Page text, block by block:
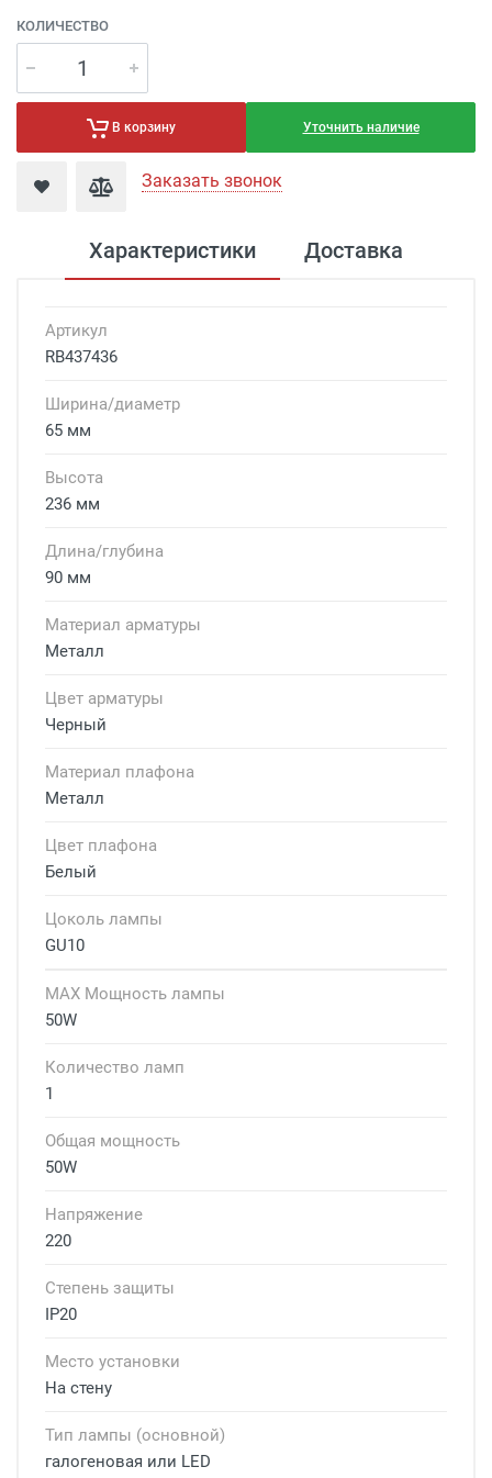
КОЛИЧЕСТВО
В корзину Уточнить наличие
Заказать звонок
Характеристики Доставка
Артикул
RB437436
Ширина/диаметр
65 мм
Высота
236 мм
Длина/глубина
90 мм
Материал арматуры
Металл
Цвет арматуры
Черный
Материал плафона
Металл
Цвет плафона
Белый
Цоколь лампы
GU10
MAX Мощность лампы
50W
Количество ламп
1
Общая мощность
50W
Напряжение
220
Степень защиты
IP20
Место установки
На стену
Тип лампы (основной)
галогеновая или LED